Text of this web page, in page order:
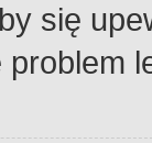
się